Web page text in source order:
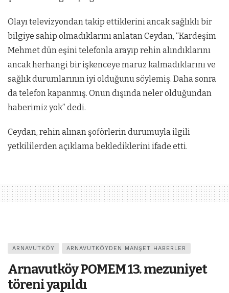
Olayı televizyondan takip ettiklerini ancak sağlıklı bir
bilgiye sahip olmadıklarını anlatan Ceydan, “Kardeşim
Mehmet dün eşini telefonla arayıp rehin alındıklarını
ancak herhangi bir işkenceye maruz kalmadıklarını ve
sağlık durumlarının iyi olduğunu söylemiş. Daha sonra
da telefon kapanmış. Onun dışında neler olduğundan
haberimiz yok” dedi.
Ceydan, rehin alınan şoförlerin durumuyla ilgili
yetkililerden açıklama beklediklerini ifade etti.
ARNAVUTKÖY ARNAVUTKÖYDEN MANŞET HABERLER
Arnavutköy POMEM 13. mezuniyet
töreni yapıldı